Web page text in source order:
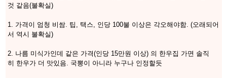
것 같음(불확실)
1. 가격이 엄청 비쌈. 팁, 택스, 인당 100불 이상은 각오해야함. (오래되어
서 역시 불확실)
2. 나름 미식가인데 같은 가격(인당 15만원 이상) 의 한우집 가면 솔직
히 한우가 더 맛있음. 국뽕이 아니라 누구나 인정할듯